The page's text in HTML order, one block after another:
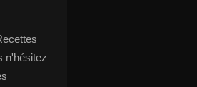
n'hésitez